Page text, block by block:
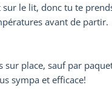
le lit, donc tu te
avant de partir.
place, sauf par
sympa et efficace!